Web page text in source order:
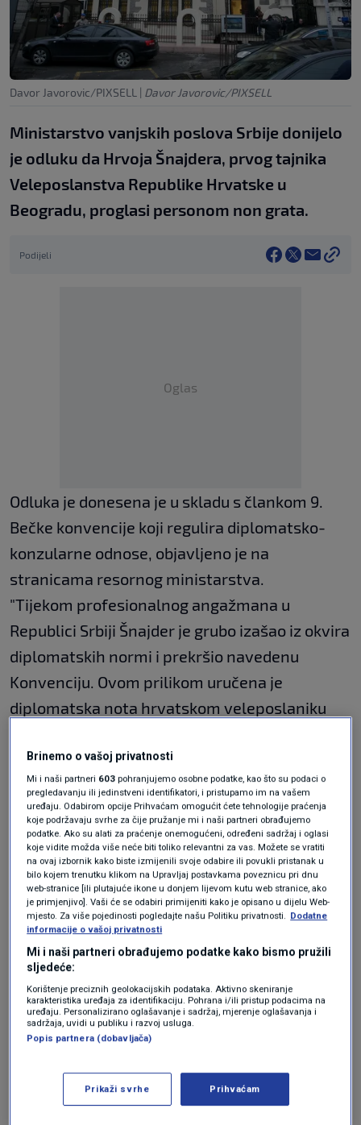
Davor Javorovic/PIXSELL | Davor Javorovic/PIXSELL
Ministarstvo vanjskih poslova Srbije donijelo
je odluku da Hrvoja Šnajdera, prvog tajnika
Veleposlanstva Republike Hrvatske u
Beogradu, proglasi personom non grata.
Podijeli
Oglas
Odluka je donesena je u skladu s člankom 9.
Bečke konvencije koji regulira diplomatsko-
konzularne odnose, objavljeno je na
stranicama resornog ministarstva.
"Tijekom profesionalnog angažmana u
Republici Srbiji Šnajder je grubo izašao iz okvira
diplomatskih normi i prekršio navedenu
Konvenciju. Ovom prilikom uručena je
diplomatska nota hrvatskom veleposlaniku
Kako se navodi, Ministarstvo kojem je na čelu
Ivica Dačićžali zbog ponašanja spomenutog
diplomata u proteklom razdoblju koje ne
pridonosi unapređenju bilateralnih odnosa
Srbije i Hrvatske, dobrosusjedskoj suradnji i
ukupnom podizanju razine mira i stabilnosti u
regiji.
Ministarstvo je u priopćenju izrazilo i
očekivanje da će Srbija i Hrvatska zajedničkim
snagama graditi međusobno povjerenje, s
ciljem ostvarenja zajedničke europske
budućnosti.
Brinemo o vašoj privatnosti
Mi i naši partneri 603 pohranjujemo osobne podatke, kao što su podaci o
pregledavanju ili jedinstveni identifikatori, i pristupamo im na vašem
uređaju. Odabirom opcije Prihvaćam omogućit ćete tehnologije praćenja
koje podržavaju svrhe za čije pružanje mi i naši partneri obrađujemo
podatke. Ako su alati za praćenje onemogućeni, određeni sadržaj i oglasi
koje vidite možda više neće biti toliko relevantni za vas. Možete se vratiti
na ovaj izbornik kako biste izmijenili svoje odabire ili povukli pristanak u
bilo kojem trenutku klikom na Upravljaj postavkama poveznicu pri dnu
web-stranice [ili plutajuće ikone u donjem lijevom kutu web stranice, ako
je primjenjivo]. Vaši će se odabiri primijeniti kako je opisano u dijelu Web-
mjesto. Za više pojedinosti pogledajte našu Politiku privatnosti. Dodatne
informacije o vašoj privatnosti
Mi i naši partneri obrađujemo podatke kako bismo pružili
sljedeće:
Korištenje preciznih geolokacijskih podataka. Aktivno skeniranje
karakteristika uređaja za identifikaciju. Pohrana i/ili pristup podacima na
uređaju. Personalizirano oglašavanje i sadržaj, mjerenje oglašavanja i
sadržaja, uvidi u publiku i razvoj usluga.
Popis partnera (dobavljača)
Prikaži svrhe Prihvaćam